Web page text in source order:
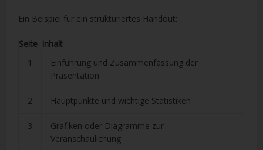
Ein Beispiel für ein strukturiertes Handout:
Seite Inhalt
1
Einführung und Zusammenfassung der
Präsentation
2 Hauptpunkte und wichtige Statistiken
3
Grafiken oder Diagramme zur
Veranschaulichung